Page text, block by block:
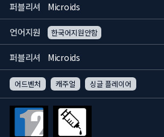
퍼블리셔 Microids
언어지원 한국어지원안함
퍼블리셔 Microids
어드벤처 캐주얼 싱글 플레이어